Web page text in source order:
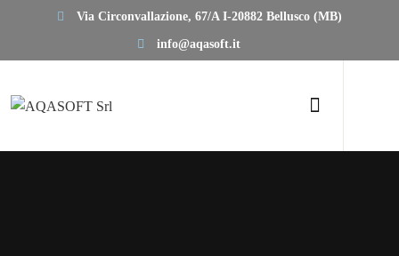
Via Circonvallazione, 67/A I-20882 Bellusco (MB)
info@aqasoft.it